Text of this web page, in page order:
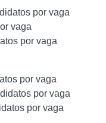
por vaga
vaga
por vaga
por vaga
por vaga
por vaga